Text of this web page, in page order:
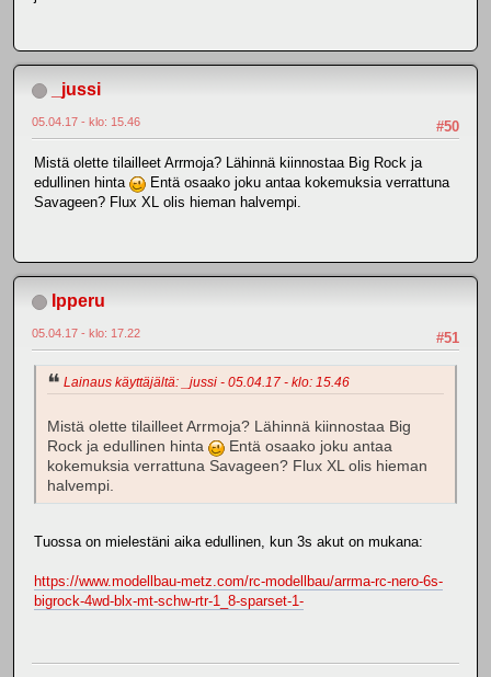
_jussi
#50
05.04.17 - klo: 15.46
Mistä olette tilailleet Arrmoja? Lähinnä kiinnostaa Big Rock ja
edullinen hinta
Entä osaako joku antaa kokemuksia verrattuna
Savageen? Flux XL olis hieman halvempi.
Ipperu
#51
05.04.17 - klo: 17.22
Lainaus käyttäjältä: _jussi - 05.04.17 - klo: 15.46
Mistä olette tilailleet Arrmoja? Lähinnä kiinnostaa Big
Rock ja edullinen hinta
Entä osaako joku antaa
kokemuksia verrattuna Savageen? Flux XL olis hieman
halvempi.
Tuossa on mielestäni aika edullinen, kun 3s akut on mukana:
https://www.modellbau-metz.com/rc-modellbau/arrma-rc-nero-6s-
bigrock-4wd-blx-mt-schw-rtr-1_8-sparset-1-